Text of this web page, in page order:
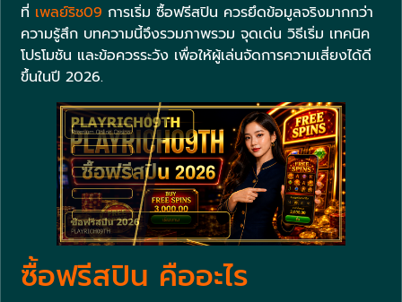
ที่ เพลย์ริช09 การเริ่ม ซื้อฟรีสปิน ควรยึดข้อมูลจริงมากกว่า
ความรู้สึก บทความนี้จึงรวมภาพรวม จุดเด่น วิธีเริ่ม เทคนิค
โปรโมชัน และข้อควรระวัง เพื่อให้ผู้เล่นจัดการความเสี่ยงได้ดี
ขึ้นในปี 2026.
ซื้อฟรีสปิน คืออะไร